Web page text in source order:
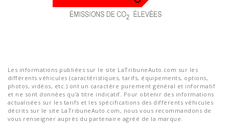
Les informations publiées sur le site LaTribuneAuto.com sur les
différents véhicules (caractéristiques, tarifs, équipements, options,
photos, vidéos, etc.) ont un caractère purement général et informatif
et ne sont données qu'à titre indicatif. Pour obtenir des informations
actualisées sur les tarifs et les spécifications des différents véhicules
décrits sur le site LaTribuneAuto.com, nous vous recommandons de
vous renseigner auprès du partenaire agréé de la marque.